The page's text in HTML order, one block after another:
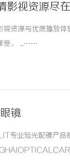
影视资源尽
视资源与优质播放
受。 ...……
镜
专业验光配镜产